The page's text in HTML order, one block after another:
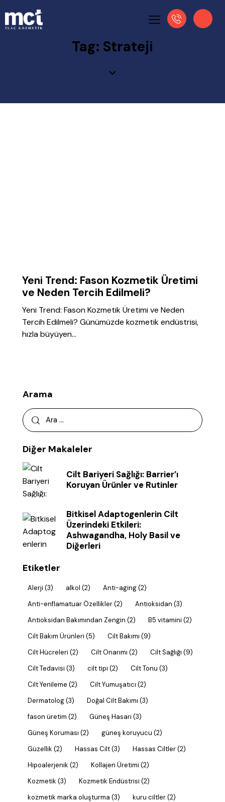
Tag: Strateji
Yeni Trend: Fason Kozmetik Üretimi
ve Neden Tercih Edilmeli?
Yeni Trend: Fason Kozmetik Üretimi ve Neden
Tercih Edilmeli? Günümüzde kozmetik endüstrisi,
hızla büyüyen…
Arama
Diğer Makaleler
Cilt Bariyeri Sağlığı: Barrier’ı
Koruyan Ürünler ve Rutinler
Bitkisel Adaptogenlerin Cilt
Üzerindeki Etkileri:
Ashwagandha, Holy Basil ve
Diğerleri
Etiketler
Alerji (3) alkol (2) Anti-aging(2)
Anti-enflamatuar Özellikler(2) Antioksidan (3)
Antioksidan Bakımından Zengin (2) B5 vitamini (2)
Cilt Bakım Ürünleri (5) Cilt Bakımı (9)
Cilt Hücreleri (2) Cilt Onarımı (2) Cilt Sağlığı (9)
Cilt Tedavisi (3) cilt tipi (2) Cilt Tonu (3)
Cilt Yenileme (2) Cilt Yumuşatıcı (2)
Dermatolog(3) Doğal Cilt Bakımı (3)
fason üretim (2) Güneş Hasarı (3)
Güneş Koruması (2) güneş koruyucu (2)
Güzellik (2) Hassas Cilt(3) Hassas Ciltler(2)
Hipoalerjenik (2) Kollajen Üretimi (2)
Kozmetik (3) Kozmetik Endüstrisi (2)
kozmetik marka oluşturma (3) kuru ciltler(2)